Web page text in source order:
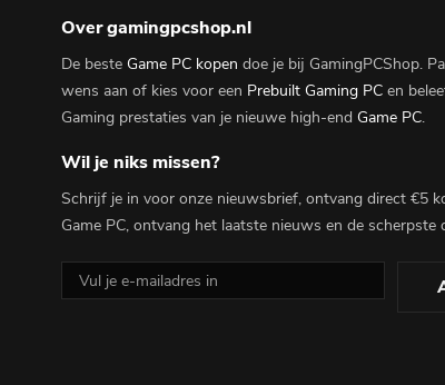
Over gamingpcshop.nl
De beste Game PC kopen doe je bij GamingPCShop.
wens aan of kies voor een Prebuilt Gaming PCen
Gaming prestaties van je nieuwe high-end Game PC.
Wil je niks missen?
Schrijf je in voor onze nieuwsbrief, ontvang direct €5
Game PC, ontvang het laatste nieuws en de scherpste